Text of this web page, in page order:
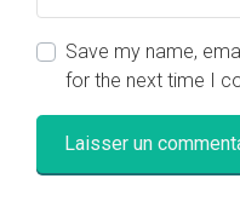
Save my name,
for the next time I